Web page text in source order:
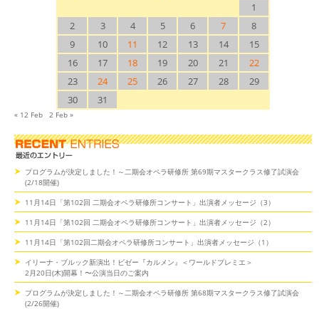
1
2
3 4 5 6 7
8
9
10 11 12 13 14
15
16
17 18 19 20 21
22
23
24 25 26 27 28
29
30
31
« 12 Feb 2 Feb »
プログラムが決定しました！～二期会オペラ研修所 第69期マスタークラス修了試演会
(2/18開催)
11月14日「第102回 二期会オペラ研修所コンサート」出演者メッセージ（3）
11月14日「第102回 二期会オペラ研修所コンサート」出演者メッセージ（2）
11月14日「第102回二期会オペラ研修所コンサート」出演者メッセージ（1）
イリーナ・ブルック新演出！ビゼー『カルメン』＜ワールドプレミエ＞
2月20日(木)開幕！〜公演当日のご案内
プログラムが決定しました！～二期会オペラ研修所 第68期マスタークラス修了試演会
(2/26開催)